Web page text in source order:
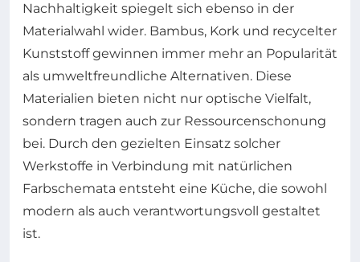
Nachhaltigkeit spiegelt sich ebenso in der
Materialwahl wider. Bambus, Kork und recycelter
Kunststoff gewinnen immer mehr an Popularität
als umweltfreundliche Alternativen. Diese
Materialien bieten nicht nur optische Vielfalt,
sondern tragen auch zur Ressourcenschonung
bei. Durch den gezielten Einsatz solcher
Werkstoffe in Verbindung mit natürlichen
Farbschemata entsteht eine Küche, die sowohl
modern als auch verantwortungsvoll gestaltet
ist.